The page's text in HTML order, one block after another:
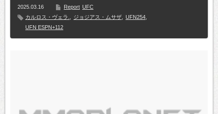
2025.03.16 Report UFC
カルロス・ヴェラ.
ジョジアス・ムサザ UFN254
UFN ESPN+112